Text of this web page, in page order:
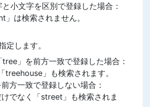
小文字を区別で登録した場合：
」は検索されません。
定します。
」を前方一致で登録した場合：
treehouse」も検索されます。
前方一致で登録しない場合：
けでなく「street」も検索されま